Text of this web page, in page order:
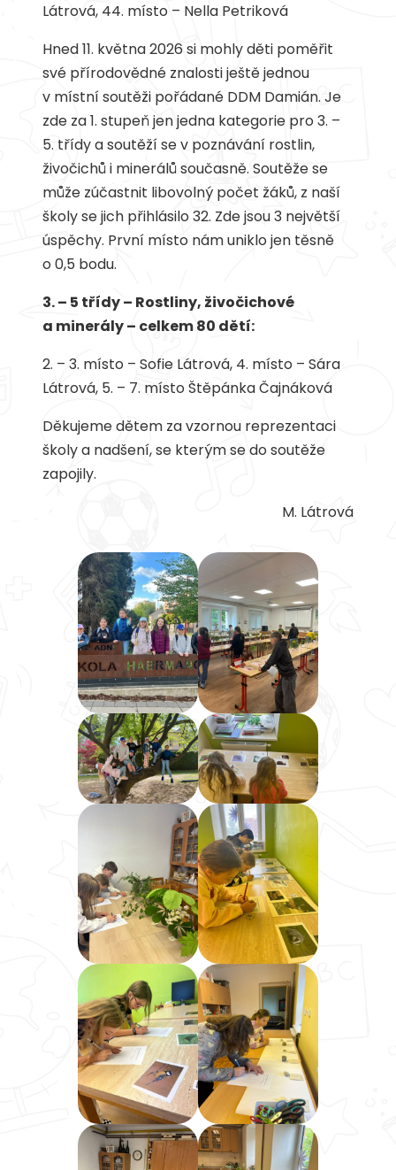
Látrová, 44. místo – Nella Petriková
Hned 11. května 2026 si mohly děti poměřit
své přírodovědné znalosti ještě jednou
v místní soutěži pořádané DDM Damián. Je
zde za 1. stupeň jen jedna kategorie pro 3. –
5. třídy a soutěží se v poznávání rostlin,
živočichů i minerálů současně. Soutěže se
může zúčastnit libovolný počet žáků, z naší
školy se jich přihlásilo 32. Zde jsou 3 největší
úspěchy. První místo nám uniklo jen těsně
o 0,5 bodu.
3. – 5 třídy – Rostliny, živočichové
a minerály – celkem 80 dětí:
2. – 3. místo – Sofie Látrová, 4. místo – Sára
Látrová, 5. – 7. místo Štěpánka Čajnáková
Děkujeme dětem za vzornou reprezentaci
školy a nadšení, se kterým se do soutěže
zapojily.
M. Látrová